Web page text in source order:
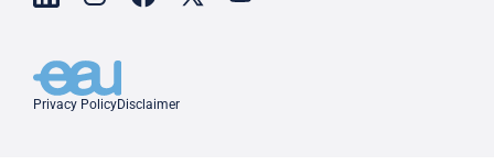
Privacy PolicyDisclaimer